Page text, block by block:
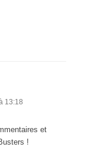
13:18
et
!